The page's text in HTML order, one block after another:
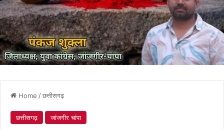
Home /छत्तीसगढ़
छत्तीसगढ़ जांजगीर चांपा